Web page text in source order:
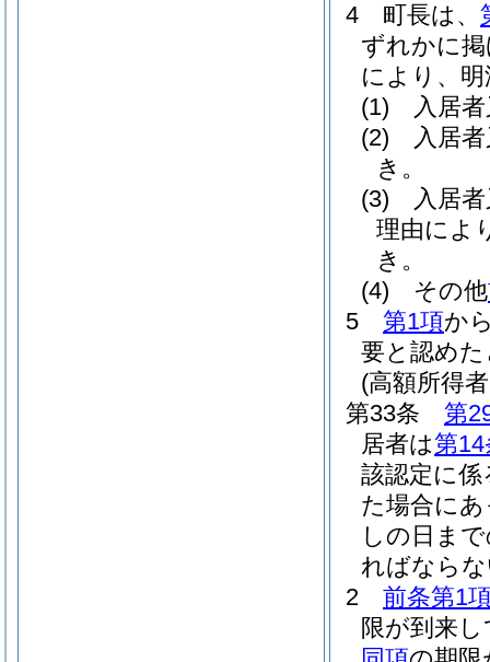
4
町長は、
ずれかに
により、
(1)
入居
(2)
入居
き。
(3)
入居
理由によ
き。
(4)
その他
5
第1項か
要と認め
(高額所得
第33条
第
居者は第
該認定に係
た場合に
しの日ま
ればなら
2
前条第1
限が到来